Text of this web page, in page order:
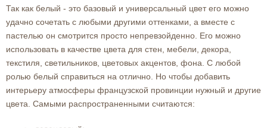
Так как белый - это базовый и универсальный цвет его можно
удачно сочетать с любыми другими оттенками, а вместе с
пастелью он смотрится просто непревзойденно. Его можно
использовать в качестве цвета для стен, мебели, декора,
текстиля, светильников, цветовых акцентов, фона. С любой
ролью белый справиться на отлично. Но чтобы добавить
интерьеру атмосферы французской провинции нужный и другие
цвета. Самыми распространенными считаются: